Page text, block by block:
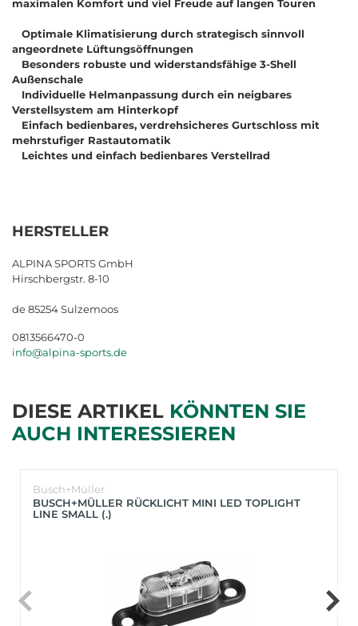
maximalen Komfort und viel Freude auf langen Touren
Optimale Klimatisierung durch strategisch sinnvoll
angeordnete Lüftungsöffnungen
Besonders robuste und widerstandsfähige 3-Shell
Außenschale
Individuelle Helmanpassung durch ein neigbares
Verstellsystem am Hinterkopf
Einfach bedienbares, verdrehsicheres Gurtschloss mit
mehrstufiger Rastautomatik
Leichtes und einfach bedienbares Verstellrad
HERSTELLER
ALPINA SPORTS GmbH
Hirschbergstr. 8-10
de 85254 Sulzemoos
0813566470-0
info@alpina-sports.de
DIESE ARTIKEL KÖNNTEN SIE
AUCH INTERESSIEREN
Busch+Müller
BUSCH+MÜLLER RÜCKLICHT MINI LED TOPLIGHT
LINE SMALL (.)